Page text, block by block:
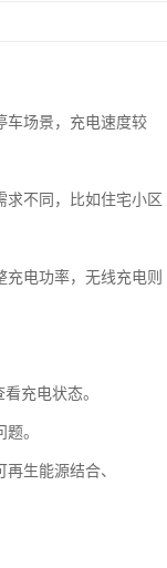
车场景，充电速度较
不同，比如住宅小区
电功率，无线充电则
充电状态。
。
生能源结合、